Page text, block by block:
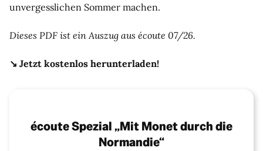
unvergesslichen Sommer machen.
Dieses PDF ist ein Auszug aus écoute 07/26.
↘️ Jetzt kostenlos herunterladen!
écoute Spezial „Mit Monet durch die
Normandie“